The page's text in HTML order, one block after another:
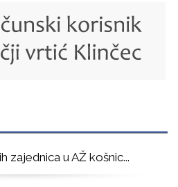
zajednica u AŽ košnic...